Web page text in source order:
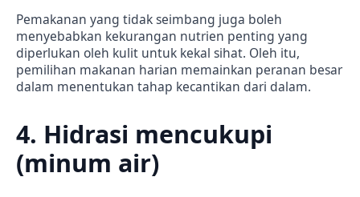
Pemakanan yang tidak seimbang juga boleh
menyebabkan kekurangan nutrien penting yang
diperlukan oleh kulit untuk kekal sihat. Oleh itu,
pemilihan makanan harian memainkan peranan besar
dalam menentukan tahap kecantikan dari dalam.
4. Hidrasi mencukupi
(minum air)